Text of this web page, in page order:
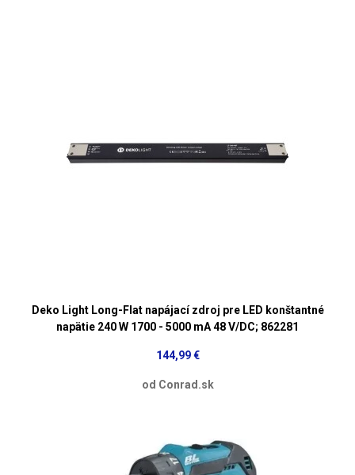
Deko Light Long-Flat napájací zdroj pre LED konštantné
napätie 240 W 1700 - 5000 mA 48 V/DC; 862281
144,99 €
od Conrad.sk